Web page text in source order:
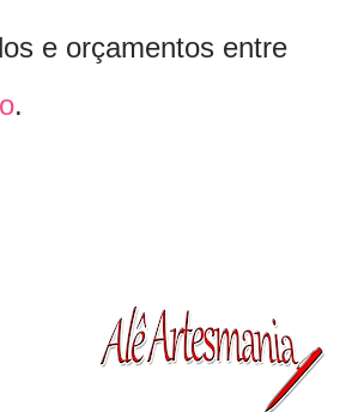
e orçamentos entre
.